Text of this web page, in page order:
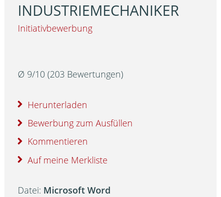
INDUSTRIEMECHANIKER
Initiativbewerbung
Ø 9/10 (203 Bewertungen)
Herunterladen
Bewerbung zum Ausfüllen
Kommentieren
Auf meine Merkliste
Datei: Microsoft Word